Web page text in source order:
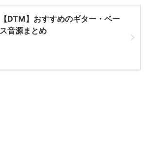
【DTM】おすすめのギター・ベー
ス音源まとめ